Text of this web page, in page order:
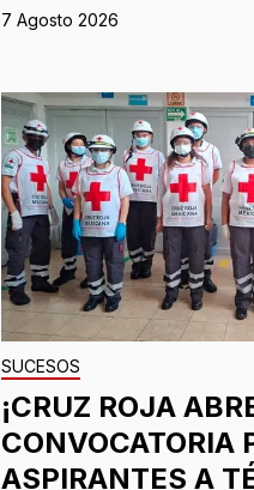
7 Agosto 2026
SUCESOS
¡CRUZ ROJA
CONVOCATORIA
ASPIRANTES A